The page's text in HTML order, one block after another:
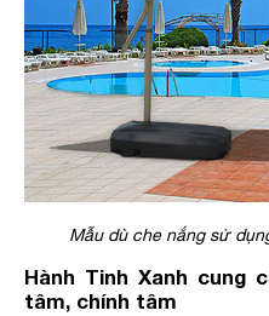
Mẫu dù che nắng sử
Hành Tinh Xanh
tâm, chính tâm